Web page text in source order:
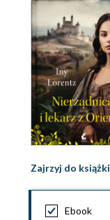
Zajrzyj do książki
Ebook